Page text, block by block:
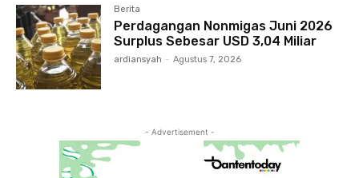
Berita
Perdagangan Nonmigas Juni 2026
Surplus Sebesar USD 3,04 Miliar
ardiansyah - Agustus 7, 2026
- Advertisement -